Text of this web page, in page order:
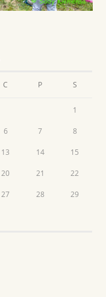
C P S
1
6 7 8
13 14 15
20 21 22
27 28 29